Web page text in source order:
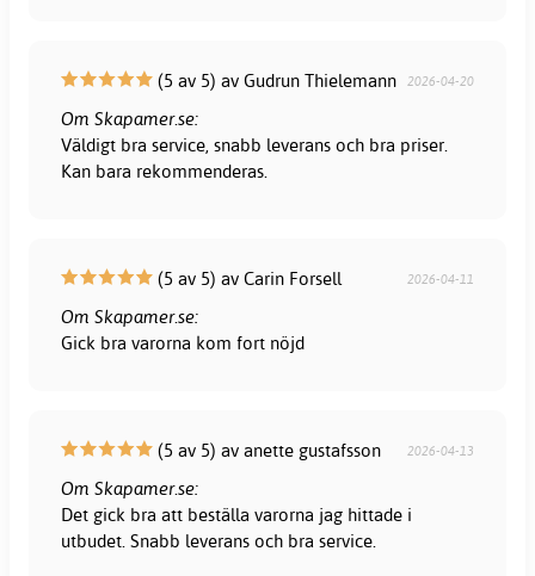
(5 av 5) av Gudrun Thielemann 2026-04-20
Om Skapamer.se:
Väldigt bra service, snabb leverans och bra priser.
Kan bara rekommenderas.
(5 av 5) av Carin Forsell 2026-04-11
Om Skapamer.se:
Gick bra varorna kom fort nöjd
(5 av 5) av anette gustafsson 2026-04-13
Om Skapamer.se:
Det gick bra att beställa varorna jag hittade i
utbudet. Snabb leverans och bra service.